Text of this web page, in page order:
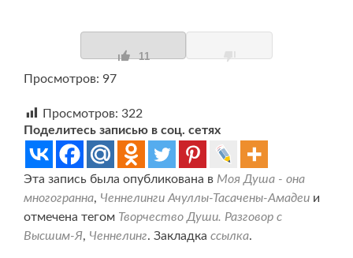
11
Просмотров: 97
Просмотров: 322
Поделитесь записью в соц. сетях
Эта запись была опубликована в Моя Душа - она
многогранна, Ченнелинги Ачуллы-Тасачены-Амадеи и
отмечена тегом Творчество Души. Разговор с
Высшим-Я, Ченнелинг. Закладка ссылка.